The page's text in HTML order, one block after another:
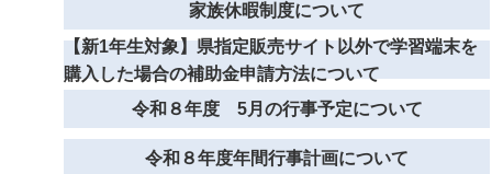
家族休暇制度について
【新1年生対象】県指定販売サイト以外で学習端末を
購入した場合の補助金申請方法について
令和８年度 5月の行事予定について
令和８年度年間行事計画について